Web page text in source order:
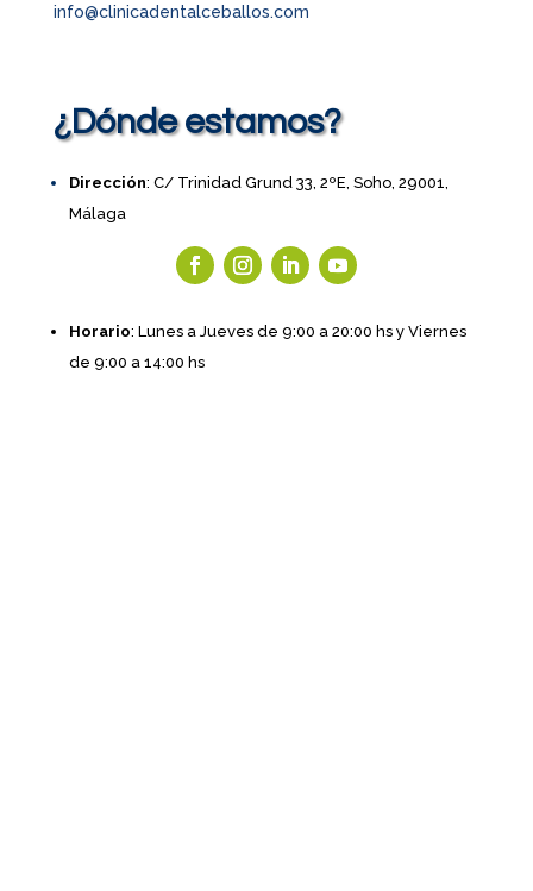
info@clinicadentalceballos.com
¿Dónde estamos?
Dirección: C/ Trinidad Grund 33, 2ºE, Soho, 29001,
Málaga
Horario: Lunes a Jueves de 9:00 a 20:00 hs y Viernes
de 9:00 a 14:00 hs